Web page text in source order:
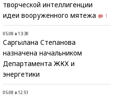
творческой интеллигенции
идеи вооруженного мятежа
1
05.08 в 13:30
Саргылана Степанова
назначена начальником
Департамента ЖКХ и
энергетики
05.08 в 12:51